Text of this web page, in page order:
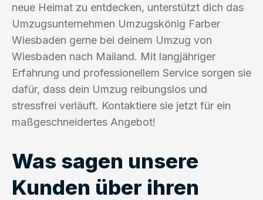
neue Heimat zu entdecken, unterstützt dich das
Umzugsunternehmen Umzugskönig Farber
Wiesbaden gerne bei deinem Umzug von
Wiesbaden nach Mailand. Mit langjähriger
Erfahrung und professionellem Service sorgen sie
dafür, dass dein Umzug reibungslos und
stressfrei verläuft. Kontaktiere sie jetzt für ein
maßgeschneidertes Angebot!
Was sagen unsere
Kunden über ihren